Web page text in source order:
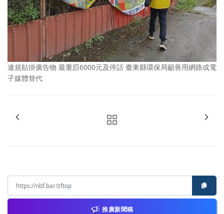
違規貼掛廣告物 最重罰6000元及停話 臺東縣環保局籲善用網路或電
子媒體替代
推廣新聞稿